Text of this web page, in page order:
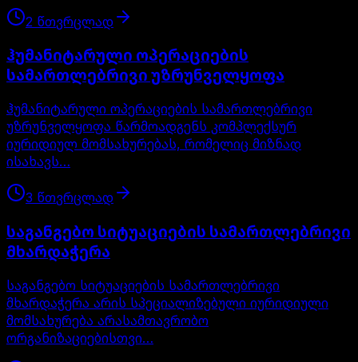
2 წთვრცლად
ჰუმანიტარული ოპერაციების
სამართლებრივი უზრუნველყოფა
ჰუმანიტარული ოპერაციების სამართლებრივი
უზრუნველყოფა წარმოადგენს კომპლექსურ
იურიდიულ მომსახურებას, რომელიც მიზნად
ისახავს…
3 წთვრცლად
საგანგებო სიტუაციების სამართლებრივი
მხარდაჭერა
საგანგებო სიტუაციების სამართლებრივი
მხარდაჭერა არის სპეციალიზებული იურიდიული
მომსახურება არასამთავრობო
ორგანიზაციებისთვი…